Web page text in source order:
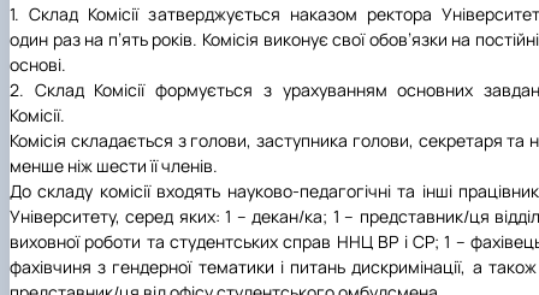
1. Склад Комісії затверджується наказом ректора
один раз на п’ять років. Комісія виконує свої обов’язки на
основі.
2. Склад Комісії формується з урахуванням основних
Комісії.
Комісія складається з голови, заступника голови, секретаря та
менше ніж шести її членів.
До складу комісії входять науково-педагогічні та інші
Університету, серед яких: 1 – декан/ка; 1 – представник/ця
виховної роботи та студентських справ ННЦ ВР і СР; 1 –
фахівчиня з гендерної тематики і питань дискримінації, а також